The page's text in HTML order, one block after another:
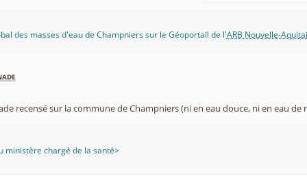
des masses d'eau de Champniers sur le Géoportail de l'ARB Nouvelle-
recensé sur la commune de Champniers (ni en eau douce, ni en eau de
ministère chargé de la santé>